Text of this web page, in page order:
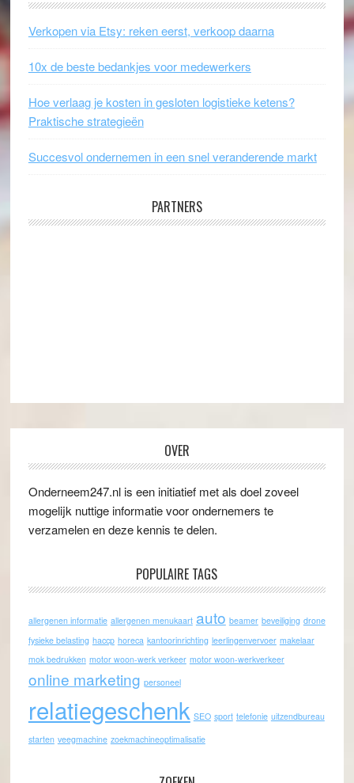
Verkopen via Etsy: reken eerst, verkoop daarna
10x de beste bedankjes voor medewerkers
Hoe verlaag je kosten in gesloten logistieke ketens?
Praktische strategieën
Succesvol ondernemen in een snel veranderende markt
PARTNERS
OVER
Onderneem247.nl is een initiatief met als doel zoveel
mogelijk nuttige informatie voor ondernemers te
verzamelen en deze kennis te delen.
POPULAIRE TAGS
allergenen informatie allergenen menukaart auto beamer beveiliging drone
fysieke belasting haccp horeca kantoorinrichting leerlingenvervoer makelaar
mok bedrukken motor woon-werk verkeer motor woon-werkverkeer
online marketing personeel
relatiegeschenk SEO sport telefonie uitzendbureau
starten veegmachine zoekmachineoptimalisatie